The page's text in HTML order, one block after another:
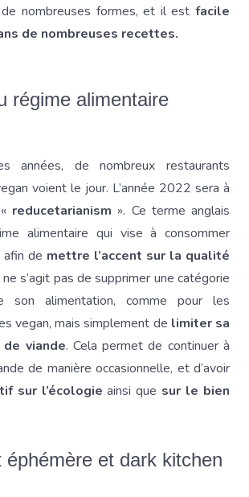
nombreuses formes, et il est facile
de nombreuses recettes.
régime alimentaire
années, de nombreux restaurants
voient le jour. L’année 2022 sera à
reducetarianism ». Ce terme anglais
alimentaire qui vise à consommer
afin de mettre l’accent sur la qualité
ne s’agit pas de supprimer une catégorie
son alimentation, comme pour les
vegan, mais simplement de limiter sa
de viande. Cela permet de continuer à
de manière occasionnelle, et d’avoir
sur l’écologieainsi que sur le bien
éphémère et dark kitchen